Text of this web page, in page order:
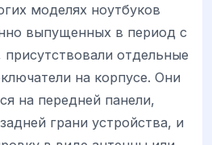
моделях ноутбуков
выпущенных в период с
отдельные
на корпусе. Они
на передней панели,
грани устройства, и